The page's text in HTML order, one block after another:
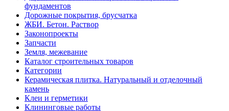
фундаментов
Дорожные покрытия, брусчатка
ЖБИ. Бетон. Раствор
Законопроекты
Запчасти
Земля, межевание
Каталог строительных товаров
Категории
Керамическая плитка. Натуральный и отделочный
камень
Клеи и герметики
Клининговые работы